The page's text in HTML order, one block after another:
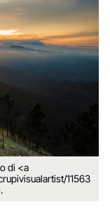
di <a
11563